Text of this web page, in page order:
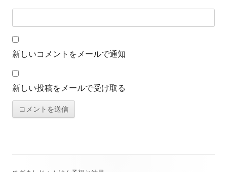
新しいコメントをメールで通知
新しい投稿をメールで受け取る